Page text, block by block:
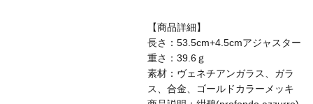
【商品詳細】
長さ：53.5cm+4.5cmアジャスター
重さ：39.6ｇ
素材：ヴェネチアンガラス、ガラ
ス、合金、ゴールドカラーメッキ